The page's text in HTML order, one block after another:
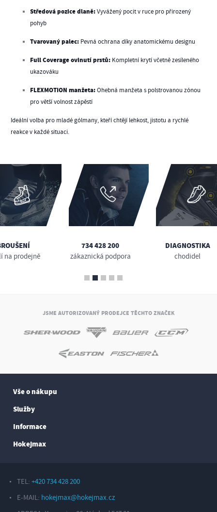
Středová pozice dlaně:Vyvážený pocit v ruce pro přirozený
pohyb
Tvarovaný palec: Pevná ochrana díky anatomickému designu
Full Coverage ovinutí prstů: Kompletní krytí včetně zesíleného
ukazováku
FLEXMOTION manžeta:Ohebná manžeta s polstrovanou zónou
pro větší volnost zápěstí
Ideální volba pro mladé gólmany, kteří chtějí lehkost, jistotu a rychlé
reakce v každé situaci.
na prodejně
734 428 200
zákaznická podpora
DIAGNOSTIKA
chodidel
JSME AUTORIZOVANÝ PRODEJCE TĚCHTO ZNAČEK
Vše o nákupu
Služby
Informace
Hokejmax
TEL: +420 734 428 200
E-MAIL: hokejmax@hokejmax.cz